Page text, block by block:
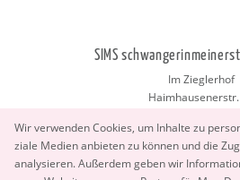
Wir ver­wen­den Coo­kies, um In­hal­te zu
zia­le Me­di­en an­bie­ten zu kön­nen und die
ana­ly­sie­ren. Au­ßer­dem geben wir
SIMS
Im Zieglerhof